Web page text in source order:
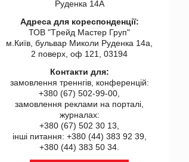
Руденка 14А
Адреса для кореспонденції:
ТОВ "Tрейд Мастер Груп"
м.Київ, бульвар Миколи Руденка 14а,
2 поверх, оф 121, 03194
Контакти для:
замовлення треннгів, конференцій:
+380 (67) 502-99-00,
замовлення реклами на порталі,
журналах:
+380 (67) 502 30 13,
інші питання: +380 (44) 383 92 39,
+380 (44) 383 50 34.